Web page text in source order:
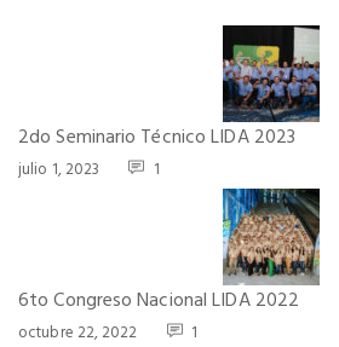
2do Seminario Técnico LIDA 2023
julio 1, 2023 1
6to Congreso Nacional LIDA 2022
octubre 22, 2022 1